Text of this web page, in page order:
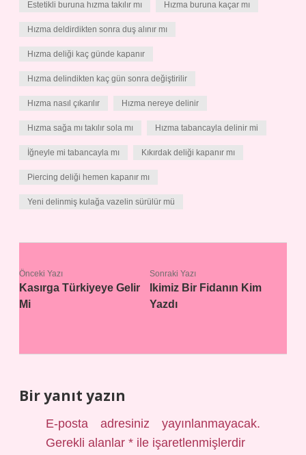
Estetikli buruna hızma takılır mı Hızma buruna kaçar mı
Hızma deldirdikten sonra duş alınır mı
Hızma deliği kaç günde kapanır
Hızma delindikten kaç gün sonra değiştirilir
Hızma nasıl çıkarılır Hızma nereye delinir
Hızma sağa mı takılır sola mı Hızma tabancayla delinir mi
İğneyle mi tabancayla mı Kıkırdak deliği kapanır mı
Piercing deliği hemen kapanır mı
Yeni delinmiş kulağa vazelin sürülür mü
Önceki Yazı
Kasırga Türkiyeye Gelir
Mi
Sonraki Yazı
Ikimiz Bir Fidanın Kim
Yazdı
Bir yanıt yazın
E-posta adresiniz yayınlanmayacak.
Gerekli alanlar* ile işaretlenmişlerdir